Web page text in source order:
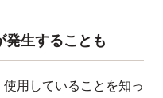
生することも
用していることを知っ